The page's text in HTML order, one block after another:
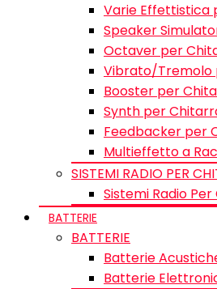
Varie Effettistica
Speaker
Octaver per
Vibrato/Tremolo
Booster per
Synth per
Feedbacker per
Multieffetto a
SISTEMI RADIO PER
Sistemi Radio
BATTERIE
BATTERIE
Batterie
Batterie